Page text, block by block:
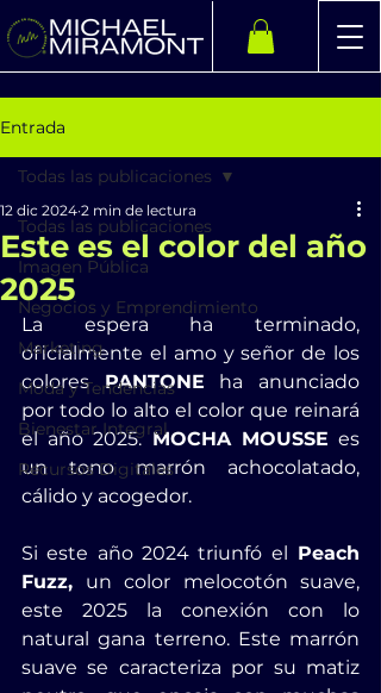
Entrada
Todas las publicaciones
Imagen Pública
Negocios y Emprendimiento
Marketing
Moda y Tendencias
Bienestar Integral
Recursos Digitales
Todas las publicaciones
Este es el color del año
2025
12 dic 2024 2 min de lectura
La espera ha terminado,
oficialmente el amo y señor de los
colores PANTONE ha anunciado
por todo lo alto el color que reinará
el año 2025. MOCHA MOUSSE es
un tono marrón achocolatado,
cálido y acogedor.
Si este año 2024 triunfó el Peach
Fuzz, un color melocotón suave,
este 2025 la conexión con lo
natural gana terreno. Este marrón
suave se caracteriza por su matiz